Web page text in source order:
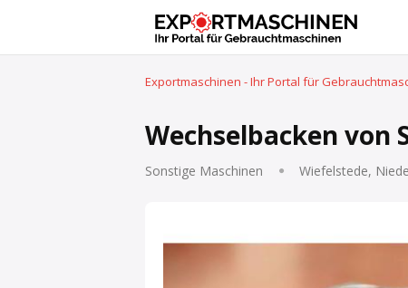
Exportmaschinen - Ihr Portal für
Wechselbacken von
Sonstige Maschinen Wiefelstede,